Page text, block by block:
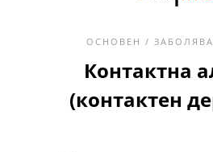
ОСНОВЕН /
Контактна
(контактен